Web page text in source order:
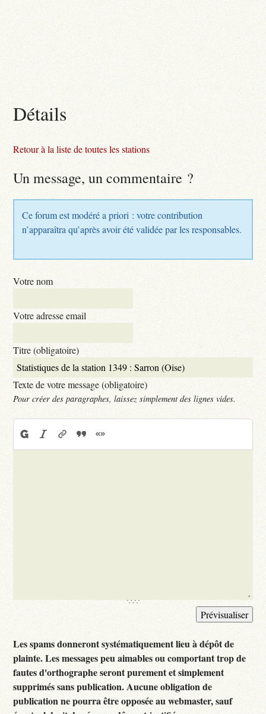
Détails
Retour à la liste de toutes les stations
Un message, un commentaire ?
Ce forum est modéré a priori : votre contribution
n’apparaîtra qu’après avoir été validée par les responsables.
Votre nom
Votre adresse email
Titre (obligatoire)
Texte de votre message (obligatoire)
Pour créer des paragraphes, laissez simplement des lignes vides.
Les spams donneront systématiquement lieu à dépôt de
plainte. Les messages peu aimables ou comportant trop de
fautes d'orthographe seront purement et simplement
supprimés sans publication. Aucune obligation de
publication ne pourra être opposée au webmaster, sauf